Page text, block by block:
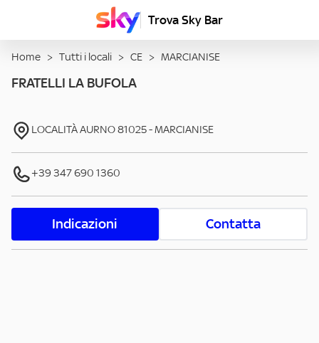
Trova Sky Bar
Home > Tutti i locali > CE > MARCIANISE
FRATELLI LA BUFOLA
LOCALITÀ AURNO81025-MARCIANISE
+39 347 690 1360
Indicazioni Contatta